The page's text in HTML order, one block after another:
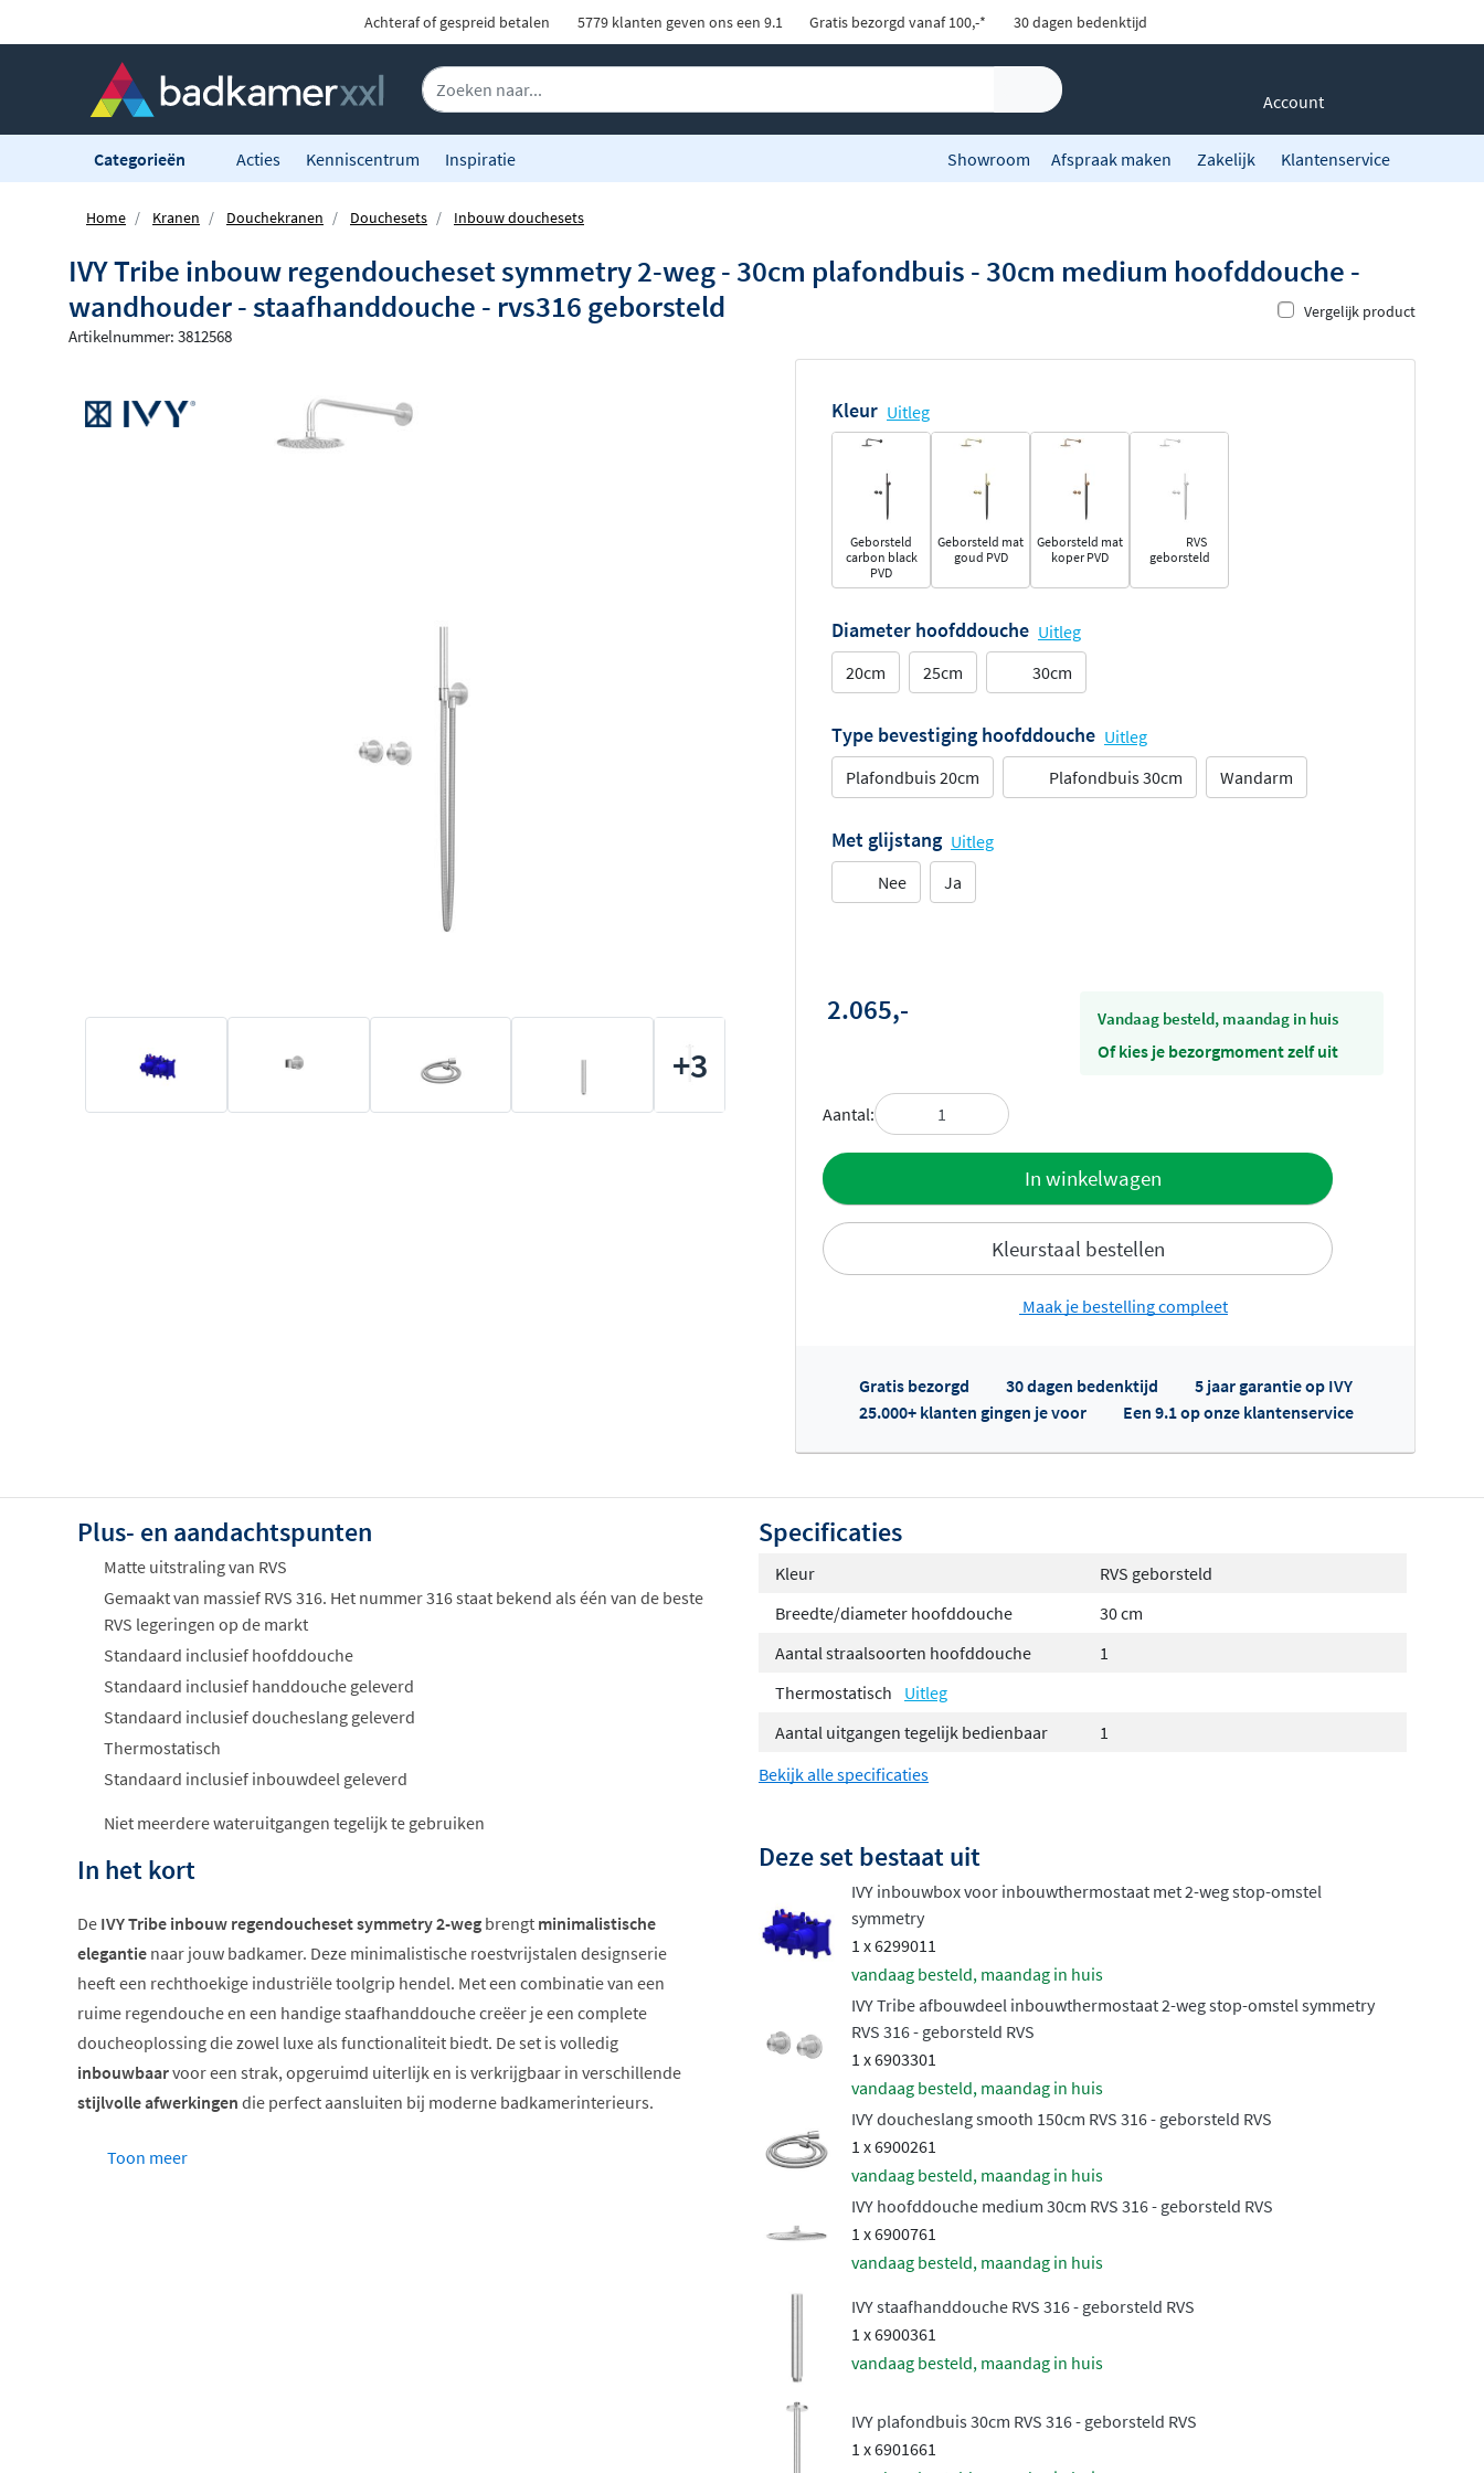
Achteraf of gespreid betalen 5779 klanten geven ons een 9.1 Gratis bezorgd vanaf 100,-* 30 dagen bedenktijd
Account
Categorieën Acties Kenniscentrum Inspiratie Showroom Afspraak maken Zakelijk Klantenservice
Home Kranen Douchekranen Douchesets Inbouw douchesets
IVY Tribe inbouw regendoucheset symmetry 2-weg - 30cm plafondbuis - 30cm medium hoofddouche -
wandhouder - staafhanddouche - rvs316 geborsteld
Vergelijk product
Artikelnummer: 3812568
+3
Kleur Uitleg
Geborsteld
carbon black
PVD
Geborsteld mat
goud PVD
Geborsteld mat
koper PVD
RVS
geborsteld
Diameter hoofddouche Uitleg
20cm
25cm 30cm
Type bevestiging hoofddouche Uitleg
Plafondbuis 20cm
Plafondbuis 30cm Wandarm
Met glijstang Uitleg
Nee
Ja
2.065,- vandaag besteld, maandag in huis
Of kies je bezorgmoment zelf uit
Aantal:
In winkelwagen
Kleurstaal bestellen
Toevoegen aan offerte
Offertes ophalen...
Maak je bestelling compleet
Gratis bezorgd 30 dagen bedenktijd
5 jaar garantie op IVY
25.000+ klanten gingen je voor
Een 9.1 op onze klantenservice
Plus- en aandachtspunten
Matte uitstraling van RVS
Gemaakt van massief RVS 316. Het nummer 316 staat bekend als één van de beste
RVS legeringen op de markt
Standaard inclusief hoofddouche
Standaard inclusief handdouche geleverd
Standaard inclusief doucheslang geleverd
Thermostatisch
Standaard inclusief inbouwdeel geleverd
Niet meerdere wateruitgangen tegelijk te gebruiken
In het kort
De IVY Tribe inbouw regendoucheset symmetry 2-weg brengt minimalistische
elegantie naar jouw badkamer. Deze minimalistische roestvrijstalen designserie
heeft een rechthoekige industriële toolgrip hendel. Met een combinatie van een
ruime regendouche en een handige staafhanddouche creëer je een complete
doucheoplossing die zowel luxe als functionaliteit biedt. De set is volledig
inbouwbaarvoor een strak, opgeruimd uiterlijk en is verkrijgbaar in verschillende
stijlvolle afwerkingen die perfect aansluiten bij moderne badkamerinterieurs.
Volledig inbouwbaar voor strak design
Toon meer
Specificaties
Kleur
RVS geborsteld
Breedte/diameter hoofddouche
30 cm
Aantal straalsoorten hoofddouche
1
Thermostatisch
Uitleg
Aantal uitgangen tegelijk bedienbaar
1
Bekijk alle specificaties
Deze set bestaat uit
IVY inbouwbox voor inbouwthermostaat met 2-weg stop-omstel
symmetry
1 x 6299011
vandaag besteld, maandag in huis
IVY Tribe afbouwdeel inbouwthermostaat 2-weg stop-omstel symmetry
RVS 316 - geborsteld RVS
1 x 6903301
vandaag besteld, maandag in huis
IVY doucheslang smooth 150cm RVS 316 - geborsteld RVS
1 x 6900261
vandaag besteld, maandag in huis
IVY hoofddouche medium 30cm RVS 316 - geborsteld RVS
1 x 6900761
vandaag besteld, maandag in huis
IVY staafhanddouche RVS 316 - geborsteld RVS
1 x 6900361
vandaag besteld, maandag in huis
IVY plafondbuis 30cm RVS 316 - geborsteld RVS
1 x 6901661